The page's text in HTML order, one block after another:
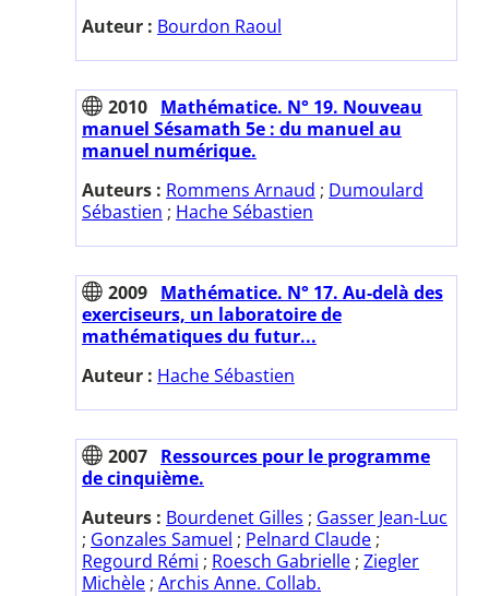
Auteur : Bourdon Raoul
2010 Mathématice. N° 19. Nouveau
manuel Sésamath 5e : du manuel au
manuel numérique.
Auteurs : Rommens Arnaud ; Dumoulard
Sébastien ; Hache Sébastien
2009 Mathématice. N° 17. Au-delà des
exerciseurs, un laboratoire de
mathématiques du futur...
Auteur : Hache Sébastien
2007 Ressources pour le programme
de cinquième.
Auteurs : Bourdenet Gilles ; Gasser Jean-Luc
; Gonzales Samuel ; Pelnard Claude ;
Regourd Rémi ; Roesch Gabrielle ; Ziegler
Michèle ; Archis Anne. Collab.